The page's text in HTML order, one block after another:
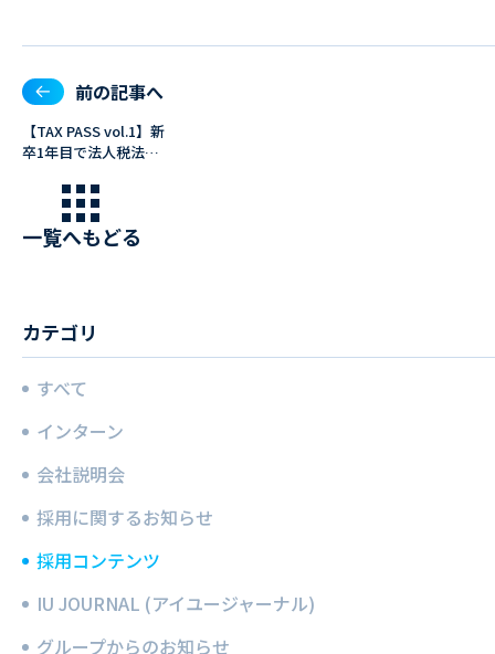
前の記事へ
【TAX PASS vol.1】新
卒1年目で法人税法一
科目合格を目指す、20
代スタッフの挑戦。
一覧へもどる
カテゴリ
すべて
インターン
会社説明会
採用に関するお知らせ
採用コンテンツ
IU JOURNAL (アイユージャーナル)
グループからのお知らせ